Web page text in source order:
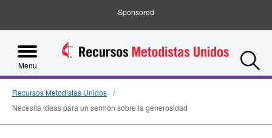
Sponsored
Menu
Recursos Metodistas Unidos
Necesita ideas para un sermón sobre la generosidad